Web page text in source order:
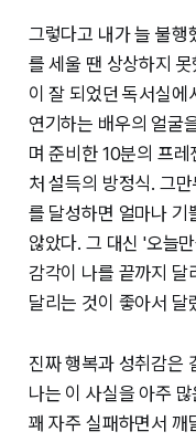
그렇다고 내가 늘 불행
를 세울 땐 상상하지
이 잘 되었던 독서실에
연기하는 배우의 얼굴
며 준비한 10분의 프
처 설득의 방정식. 그
를 달성하면 얼마나 기
않았다. 그 대신 '오늘
감각이 나를 끝까지 달
달리는 것이 좋아서 달
진짜 행복과 성취감은
나는 이 사실을 아주
꽤 자주 실패하면서 깨